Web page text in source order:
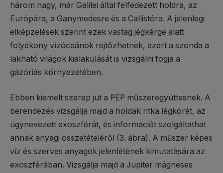
három nagy, már Galilei által felfedezett holdra, az
Európára, a Ganymedesre és a Callistóra. A jelenlegi
elképzelések szerint ezek vastag jégkérge alatt
folyékony vízóceánok rejtőzhetnek, ezért a szonda a
lakható világok kialakulását is vizsgálni fogja a
gázóriás környezetében.
Ebben kiemelt szerep jut a PEP műszeregyüttesnek. A
berendezés vizsgálja majd a holdak ritka légkörét, az
úgynevezett exoszférát, és információt szolgáltathat
annak anyagi összetételéről (3. ábra). A műszer képes
víz és szerves anyagok jelenlétének kimutatására az
exoszférában. Vizsgálja majd a Jupiter mágneses